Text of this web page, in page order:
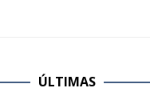
ÚLTIMAS